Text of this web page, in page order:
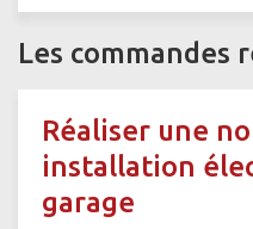
Les commandes
Réaliser une
installation
garage